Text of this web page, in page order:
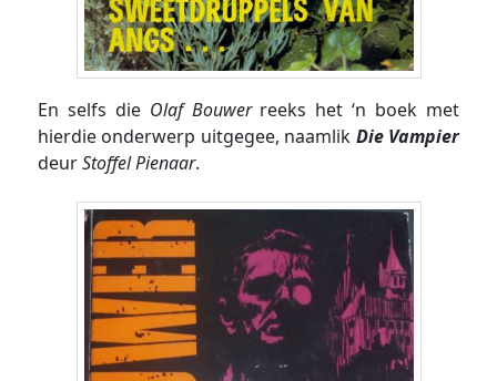
En selfs die Olaf Bouwerreeks het ‘n boek met
hierdie onderwerp uitgegee, naamlik Die Vampier
deurStoffel Pienaar.